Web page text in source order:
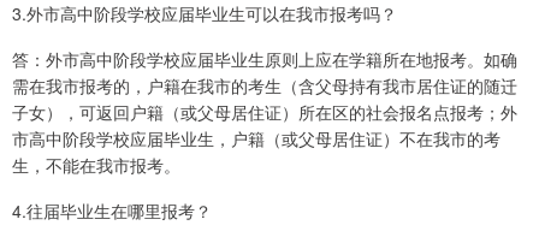
3.外市高中阶段学校应届毕业生可以在我市报考吗？
答：外市高中阶段学校应届毕业生原则上应在学籍所在地报考。如确
需在我市报考的，户籍在我市的考生（含父母持有我市居住证的随迁
子女），可返回户籍（或父母居住证）所在区的社会报名点报考；外
市高中阶段学校应届毕业生，户籍（或父母居住证）不在我市的考
生，不能在我市报考。
4.往届毕业生在哪里报考？